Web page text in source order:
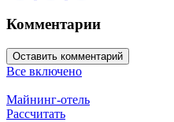
Комментарии
Оставить комментарий
Все включено
Майнинг-отель
Рассчитать